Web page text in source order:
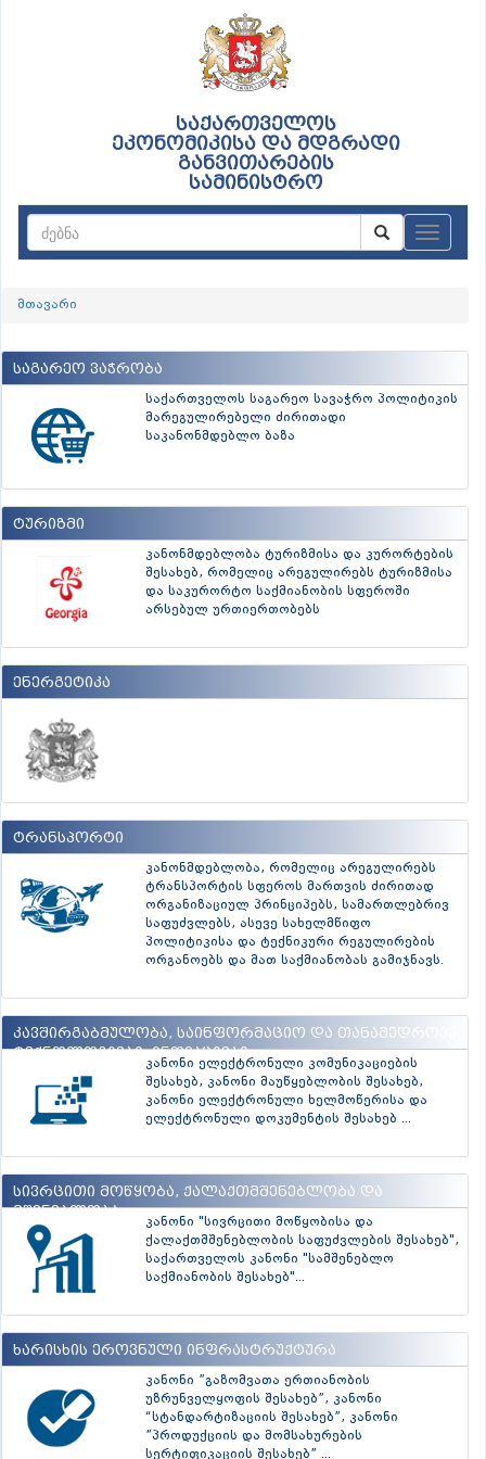
საქართველოს
ეკონომიკისა და მდგრადი
განვითარების
სამინისტრო
მთავარი
საგარეო ვაჭრობა
საქართველოს საგარეო სავაჭრო პოლიტიკის
მარეგულირებელი ძირითადი
საკანონმდებლო ბაზა
ტურიზმი
კანონმდებლობა ტურიზმისა და კურორტების
შესახებ, რომელიც არეგულირებს ტურიზმისა
და საკურორტო საქმიანობის სფეროში
არსებულ ურთიერთობებს
ენერგეტიკა
ტრანსპორტი
კანონმდებლობა, რომელიც არეგულირებს
ტრანსპორტის სფეროს მართვის ძირითად
ორგანიზაციულ პრინციპებს, სამართლებრივ
საფუძვლებს, ასევე სახელმწიფო
პოლიტიკისა და ტექნიკური რეგულირების
ორგანოებს და მათ საქმიანობას გამიჯნავს.
კავშირგაბმულობა, საინფორმაციო და თანამედროვე
ტექნოლოგიები, ინოვაციები
კანონი ელექტრონული კომუნიკაციების
შესახებ, კანონი მაუწყებლობის შესახებ,
კანონი ელექტრონული ხელმოწერისა და
ელექტრონული დოკუმენტის შესახებ ...
სივრცითი მოწყობა, ქალაქთმშენებლობა და
მშენებლობა
კანონი "სივრცითი მოწყობისა და
ქალაქთმშენებლობის საფუძვლების შესახებ",
საქართველოს კანონი "სამშენებლო
საქმიანობის შესახებ"...
ხარისხის ეროვნული ინფრასტრუქტურა
კანონი ”გაზომვათა ერთიანობის
უზრუნველყოფის შესახებ”, კანონი
“სტანდარტიზაციის შესახებ”, კანონი
”პროდუქციის და მომსახურების
სერტიფიკაციის შესახებ” ...